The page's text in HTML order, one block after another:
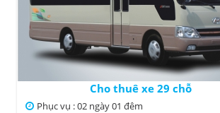
Cho thuê xe 29 chỗ
Phục vụ : 02 ngày 01 đêm